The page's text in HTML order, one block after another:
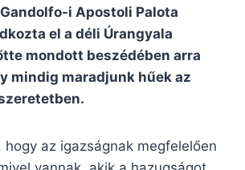
i Apostoli Palota
el a déli Úrangyala
mondott beszédében arra
mindig maradjunk hűek az
hogy az igazságnak megfelelően